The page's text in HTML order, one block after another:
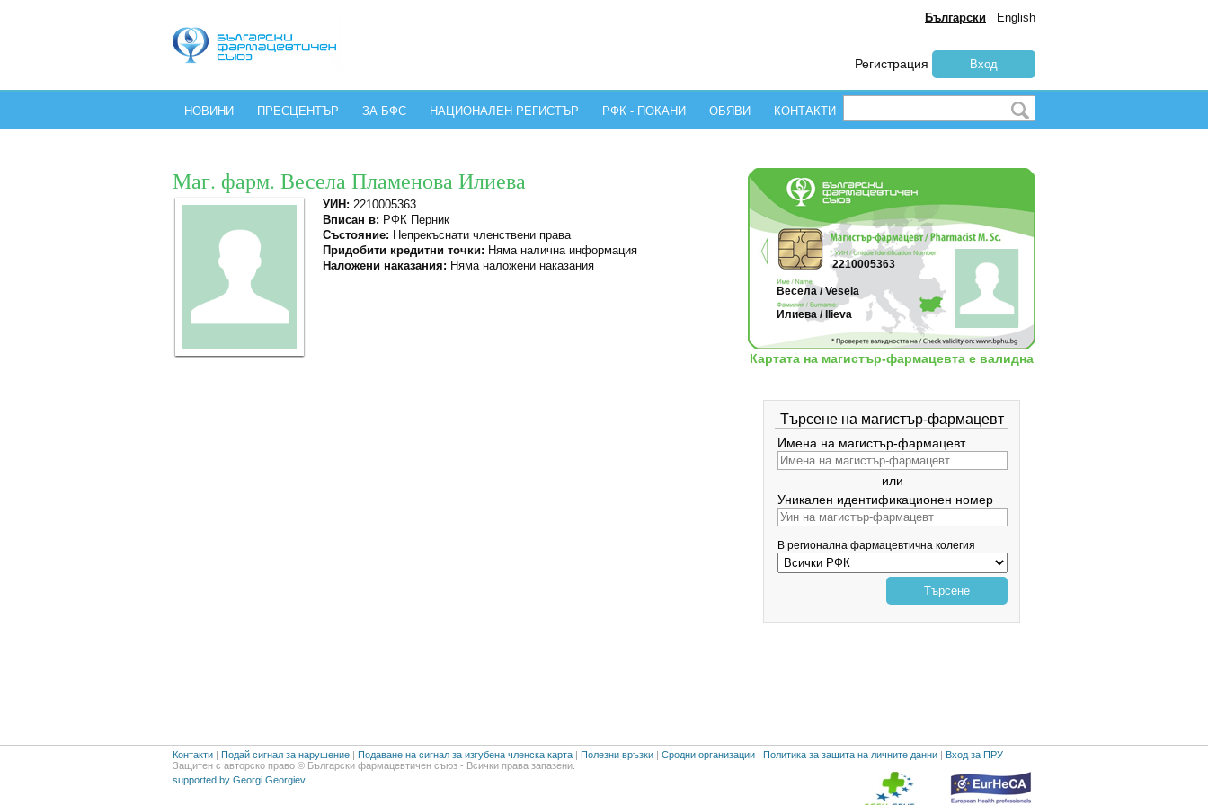
Български English
Регистрация Вход
НОВИНИ ПРЕСЦЕНТЪР ЗА БФС НАЦИОНАЛЕН РЕГИСТЪР РФК - ПОКАНИ ОБЯВИ КОНТАКТИ
Маг. фарм. Весела Пламенова Илиева
УИН: 2210005363
Вписан в: РФК Перник
Състояние: Непрекъснати членствени права
Придобити кредитни точки: Няма налична информация
Наложени наказания: Няма наложени наказания 2210005363
Весела / Vesela
Илиева / Ilieva
Картата на магистър-фармацевта е валидна
Търсене на магистър-фармацевт
Имена на магистър-фармацевт
или
Уникален идентификационен номер
В регионална фармацевтична колегия
Търсене
Контакти | Подай сигнал за нарушение | Подаване на сигнал за изгубена членска карта | Полезни връзки | Сродни организации | Политика за защита на личните данни | Вход за ПРУ
Защитен с авторско право © Български фармацевтичен съюз - Всички права запазени.
supported by Georgi Georgiev